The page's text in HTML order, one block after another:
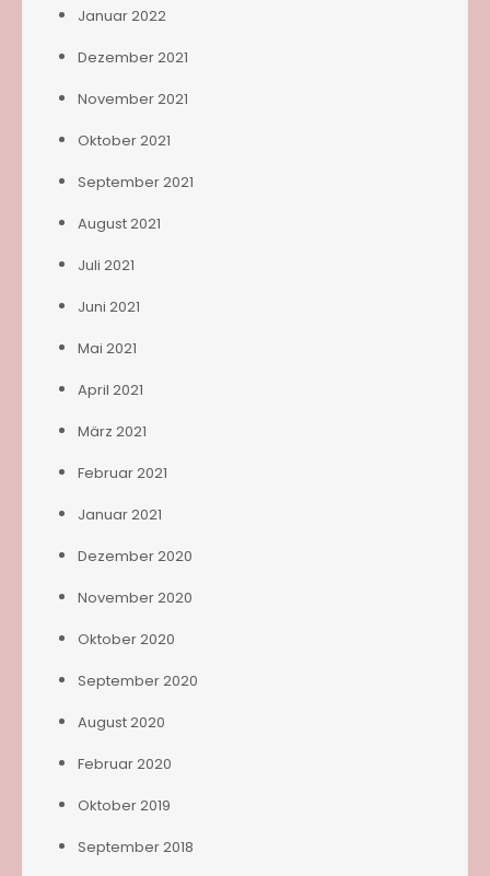
Januar 2022
Dezember 2021
November 2021
Oktober 2021
September 2021
August 2021
Juli 2021
Juni 2021
Mai 2021
April 2021
März 2021
Februar 2021
Januar 2021
Dezember 2020
November 2020
Oktober 2020
September 2020
August 2020
Februar 2020
Oktober 2019
September 2018